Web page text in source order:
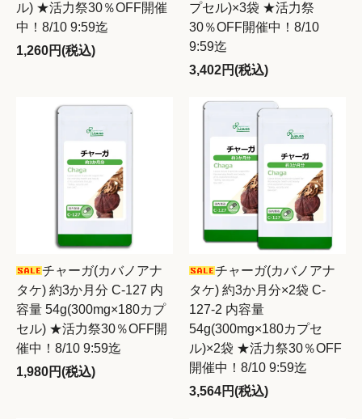
ル) ★活力祭30％OFF開催
中！8/10 9:59迄
1,260円(税込)
プセル)×3袋 ★活力祭
30％OFF開催中！8/10
9:59迄
3,402円(税込)
チャーガ(カバノアナ
タケ) 約3か月分 C-127 内
容量 54g(300mg×180カプ
セル) ★活力祭30％OFF開
催中！8/10 9:59迄
1,980円(税込)
チャーガ(カバノアナ
タケ) 約3か月分×2袋 C-
127-2 内容量
54g(300mg×180カプセ
ル)×2袋 ★活力祭30％OFF
開催中！8/10 9:59迄
3,564円(税込)